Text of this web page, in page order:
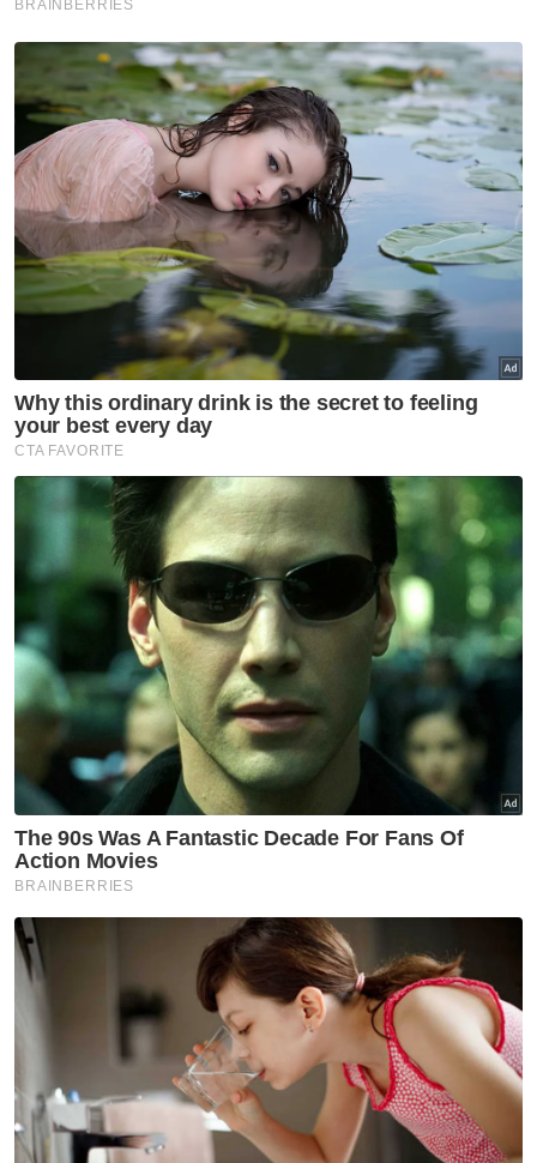
sebagai satu penipuan.
Artikel Berkaitan:
UMNO tidak perlu jadi jurucakap parti lain - Pemuda
UMNO Johor
Tidak perlu polemikkan isu kalimah ALLAH: PM
Tidak perlu risau hadir Karnival Pendidikan
"Kita terima satu kes dan laporan polis dibuat
di Kedah. Unit berkenaan akan buat siasatan
akan kebenaran perkara ini dan tindakan
selanjutnya yang akan diambil.
"Tindakan itu boleh membuatkan orang
menipu mengatakan mereka terima dua dos.
KKM tidak membuat perolehan kepada
mana-mana pihak untuk mengeluarkan kad
vaksinasi untuk ditunjukkan," katanya.
Muat turun aplikasi Sinar Harian. Klik di sini!
Sijil Digital Vaksinasi
Artikel Disyorkan
Varian Covid-19 KP.3.1.1
dominan di AS ketika jangkitan
terus meningkat
Covid-19
KKM keluarkan perincian
semakan semula SOP Covid-19
Covid-19